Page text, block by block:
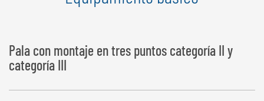
Pala con montaje en tres puntos categoría II y
categoría III